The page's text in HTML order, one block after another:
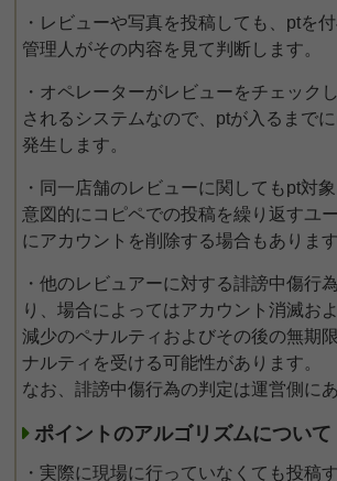
・レビューや写真を投稿しても、ptを
管理人がその内容を見て判断します。
・オペレーターがレビューをチェック
されるシステムなので、ptが入るまで
発生します。
・同一店舗のレビューに関してもpt対
意図的にコピペでの投稿を繰り返すユ
にアカウントを削除する場合もあります
・他のレビュアーに対する誹謗中傷行
り、場合によってはアカウント消滅お
減少のペナルティおよびその後の無期
ナルティを受ける可能性があります。
なお、誹謗中傷行為の判定は運営側にあ
ポイントのアルゴリズムについて
・実際に現場に行っていなくても投稿